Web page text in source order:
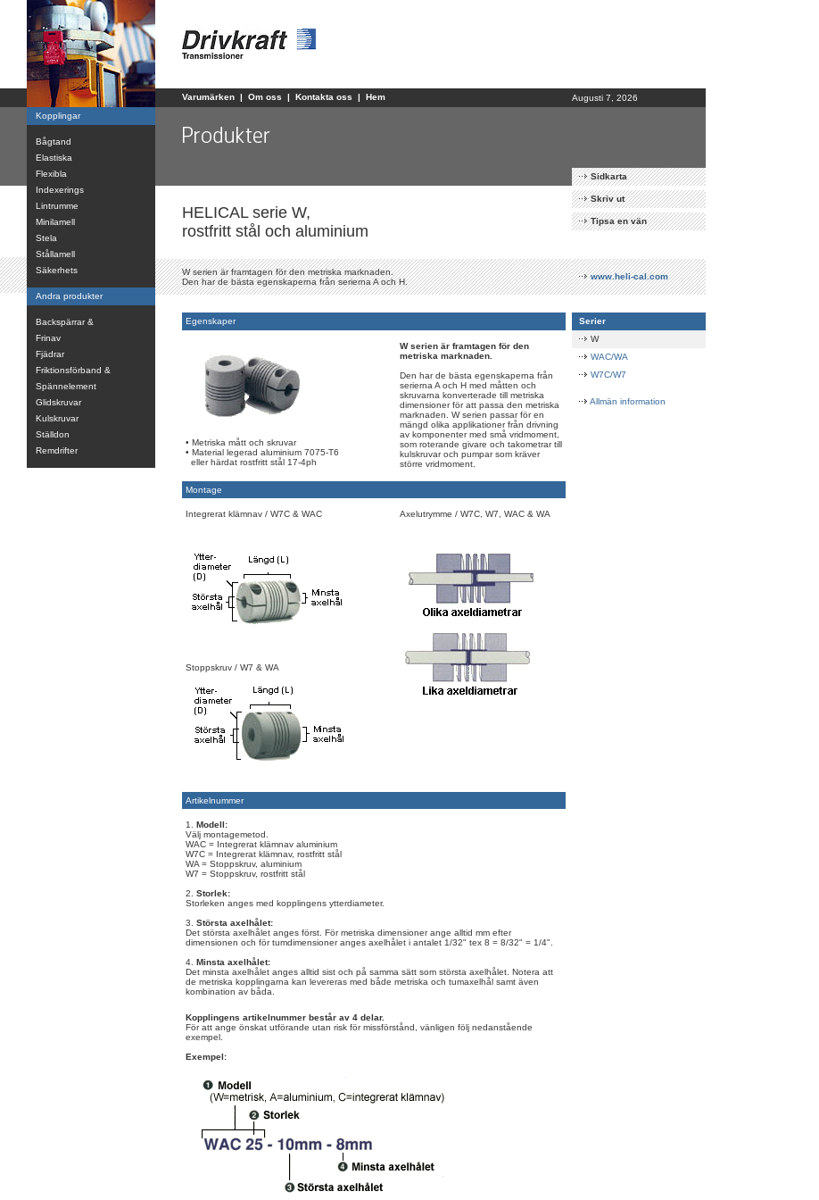
Varumärken | Om oss | Kontakta oss | Hem
Augusti 7, 2026
Kopplingar
Bågtand
Elastiska
Flexibla
Indexerings
Lintrumme
Minilamell
Stela
Stållamell
Säkerhets
Andra produkter
Backspärrar &
Frinav
Fjädrar
Friktionsförband &
Spännelement
Glidskruvar
Kulskruvar
Ställdon
Remdrifter
HELICAL serie W,
rostfritt stål och aluminium
W serien är framtagen för den metriska marknaden.
Den har de bästa egenskaperna från serierna A och H.
Egenskaper
W serien är framtagen för den
metriska marknaden.
Den har de bästa egenskaperna från
serierna A och H med måtten och
skruvarna konverterade till metriska
dimensioner för att passa den metriska
marknaden. W serien passar för en
mängd olika applikationer från drivning
av komponenter med små vridmoment,
som roterande givare och takometrar till
kulskruvar och pumpar som kräver
större vridmoment.
• Metriska mått och skruvar
• Material legerad aluminium 7075-T6
eller härdat rostfritt stål 17-4ph
Montage
Integrerat klämnav / W7C & WAC Axelutrymme / W7C, W7, WAC & WA
Stoppskruv / W7 & WA
Artikelnummer
1. Modell:
Välj montagemetod.
WAC = Integrerat klämnav aluminium
W7C = Integrerat klämnav, rostfritt stål
WA = Stoppskruv, aluminium
W7 = Stoppskruv, rostfritt stål
2. Storlek:
Storleken anges med kopplingens ytterdiameter.
3. Största axelhålet:
Det största axelhålet anges först. För metriska dimensioner ange alltid mm efter
dimensionen och för tumdimensioner anges axelhålet i antalet 1/32" tex 8 = 8/32" = 1/4".
4. Minsta axelhålet:
Det minsta axelhålet anges alltid sist och på samma sätt som största axelhålet. Notera att
de metriska kopplingarna kan levereras med både metriska och tumaxelhål samt även
kombination av båda.
Kopplingens artikelnummer består av 4 delar.
För att ange önskat utförande utan risk för missförstånd, vänligen följ nedanstående
exempel.
Exempel:
Sidkarta
Skriv ut
Tipsa en vän
www.heli-cal.com
Serier
W
WAC/WA
W7C/W7
Allmän information